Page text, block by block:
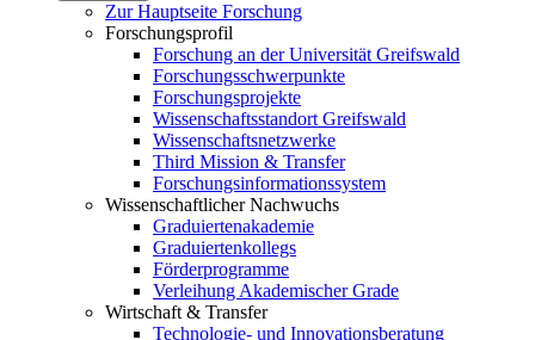
Zur Hauptseite Forschung
Forschungsprofil
Forschung an der Universität Greifswald
Forschungsschwerpunkte
Forschungsprojekte
Wissenschaftsstandort Greifswald
Wissenschaftsnetzwerke
Third Mission & Transfer
Forschungsinformationssystem
Wissenschaftlicher Nachwuchs
Graduiertenakademie
Graduiertenkollegs
Förderprogramme
Verleihung Akademischer Grade
Wirtschaft & Transfer
Technologie- und Innovationsberatung